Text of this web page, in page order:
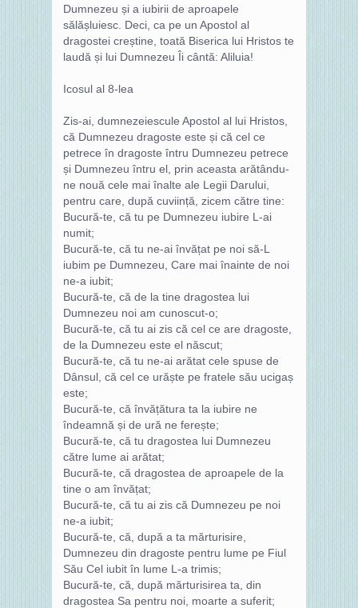
Dumnezeu și a iubirii de aproapele
sălășluiesc. Deci, ca pe un Apostol al
dragostei creștine, toată Biserica lui Hristos te
laudă și lui Dumnezeu Îi cântă: Aliluia!
Icosul al 8-lea
Zis-ai, dumnezeiescule Apostol al lui Hristos,
că Dumnezeu dragoste este și că cel ce
petrece în dragoste întru Dumnezeu petrece
și Dumnezeu întru el, prin aceasta arătându-
ne nouă cele mai înalte ale Legii Darului,
pentru care, după cuviință, zicem către tine:
Bucură-te, că tu pe Dumnezeu iubire L-ai
numit;
Bucură-te, că tu ne-ai învățat pe noi să-L
iubim pe Dumnezeu, Care mai înainte de noi
ne-a iubit;
Bucură-te, că de la tine dragostea lui
Dumnezeu noi am cunoscut-o;
Bucură-te, că tu ai zis că cel ce are dragoste,
de la Dumnezeu este el născut;
Bucură-te, că tu ne-ai arătat cele spuse de
Dânsul, că cel ce urăște pe fratele său ucigaș
este;
Bucură-te, că învățătura ta la iubire ne
îndeamnă și de ură ne ferește;
Bucură-te, că tu dragostea lui Dumnezeu
către lume ai arătat;
Bucură-te, că dragostea de aproapele de la
tine o am învățat;
Bucură-te, că tu ai zis că Dumnezeu pe noi
ne-a iubit;
Bucură-te, că, după a ta mărturisire,
Dumnezeu din dragoste pentru lume pe Fiul
Său Cel iubit în lume L-a trimis;
Bucură-te, că, după mărturisirea ta, din
dragostea Sa pentru noi, moarte a suferit;